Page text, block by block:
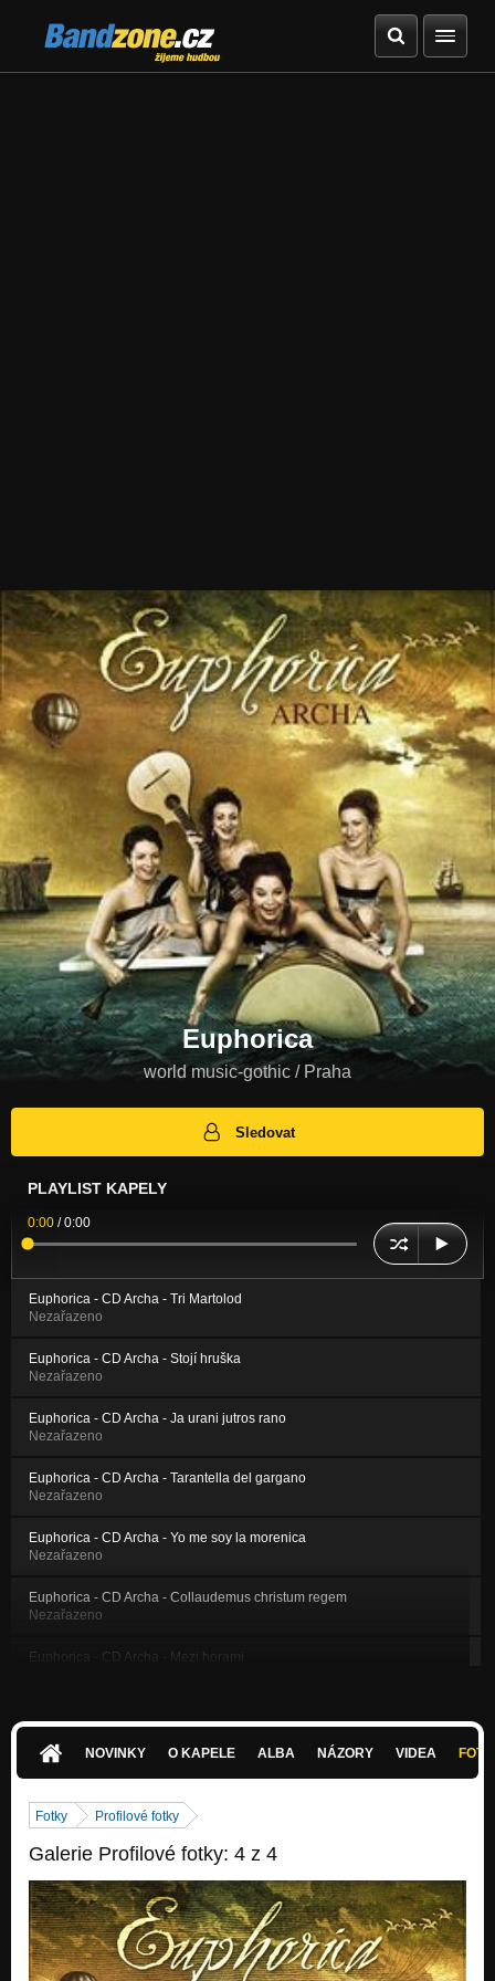
Bandzone.cz
žijeme hudbou
Euphorica
world music-gothic / Praha
Sledovat
PLAYLIST KAPELY
0:00 /0:00
Euphorica - CD Archa - Tri Martolod
Nezařazeno
Euphorica - CD Archa - Stojí hruška
Nezařazeno
Euphorica - CD Archa - Ja urani jutros rano
Nezařazeno
Euphorica - CD Archa - Tarantella del gargano
Nezařazeno
Euphorica - CD Archa - Yo me soy la morenica
Nezařazeno
Euphorica - CD Archa - Collaudemus christum regem
Nezařazeno
Euphorica - CD Archa - Mezi horami
Euphorica - CD Archa - Jovano, Jovanke
Nezařazeno
Euphorica - CD Archa - In To My Arms (words & musicby Nick
Cave)
Nezařazeno
Euphorica - Aupres de ma blonde / live
NOVINKY O KAPELE ALBA NÁZORY VIDEA
Fotky Profilové fotky
Galerie Profilové fotky: 4 z 4